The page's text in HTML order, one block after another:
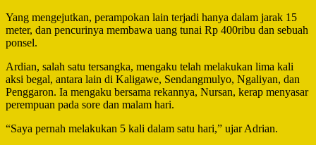
Yang mengejutkan, perampokan lain terjadi hanya dalam jarak 15
meter, dan pencurinya membawa uang tunai Rp 400ribu dan sebuah
ponsel.
Ardian, salah satu tersangka, mengaku telah melakukan lima kali
aksi begal, antara lain di Kaligawe, Sendangmulyo, Ngaliyan, dan
Penggaron. Ia mengaku bersama rekannya, Nursan, kerap menyasar
perempuan pada sore dan malam hari.
“Saya pernah melakukan 5 kali dalam satu hari,” ujar Adrian.